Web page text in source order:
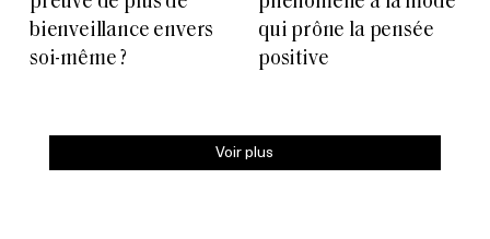
bienveillance envers
soi-même ?
qui prône la pensée
positive
Voir plus